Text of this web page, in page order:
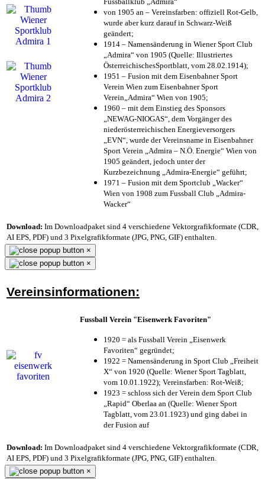
von 1905 an – Vereinsfarben: offiziell Rot-Gelb,
wurde aber kurz darauf in Schwarz-Weiß
geändert;
1914 – Namensänderung in Wiener Sport Club
„Admira“ von 1905 (Quelle: Illustriertes
ÖsterreichischesSportblatt, vom 28.02.1914);
1951 – Fusion mit dem Eisenbahner Sport
Verein Wien zum Eisenbahner Sport
Verein„Admira“ Wien von 1905;
1960 – mit dem Einstieg des Sponsors
„NEWAG-NIOGAS“, dem Vorgänger des
niederösterreichischen Energieversorgers
„EVN“, wurde der Vereinsname in Eisenbahner
Sport Verein „Admira – N.Ö. Energie“ Wien von
1905 geändert, jedoch unter der
Kurzbezeichnung „Admira-Energie“ geführt;
1971 – Fusion mit dem Sportclub „Wacker“
Wien von 1908 zum Fussball Club „Admira-
Wacker“
Download: Im Downloadpaket sind 4 verschiedene Vektorgrafikformate (CDR,
AI EPS, PDF) und 3 Pixelgrafikformate (JPG, PNG, GIF) enthalten.
×
×
Vereinsinformationen:
Fussball Verein "Eisenwerk Favoriten"
1920 = als Fussball Verein „Eisenwerk
Favoriten“ gegründet;
1922 = Namensänderung in Sport Club „Freiheit
X“ von 1920 (Quelle: Wiener Sport Tagblatt,
vom 10.01.1922); Vereinsfarben: Rot-Weiß;
1923 = schloss sich der Verein dem Sport Club
„Rapid“ Oberlaa an (Quelle: Wiener Sport
Tagblatt, vom 23.01.1923) und ging dabei in
der Fusion auf
Download: Im Downloadpaket sind 4 verschiedene Vektorgrafikformate (CDR,
AI EPS, PDF) und 3 Pixelgrafikformate (JPG, PNG, GIF) enthalten.
×